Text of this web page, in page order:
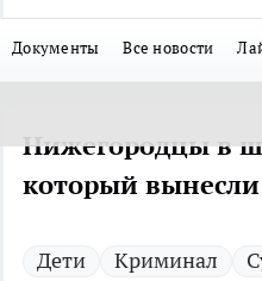
Документы Все новости
Нижегородцы в
который
Дети Криминал